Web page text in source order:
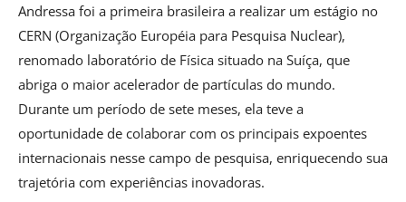
Andressa foi a primeira brasileira a realizar um estágio no
CERN (Organização Européia para Pesquisa Nuclear),
renomado laboratório de Física situado na Suíça, que
abriga o maior acelerador de partículas do mundo.
Durante um período de sete meses, ela teve a
oportunidade de colaborar com os principais expoentes
internacionais nesse campo de pesquisa, enriquecendo sua
trajetória com experiências inovadoras.